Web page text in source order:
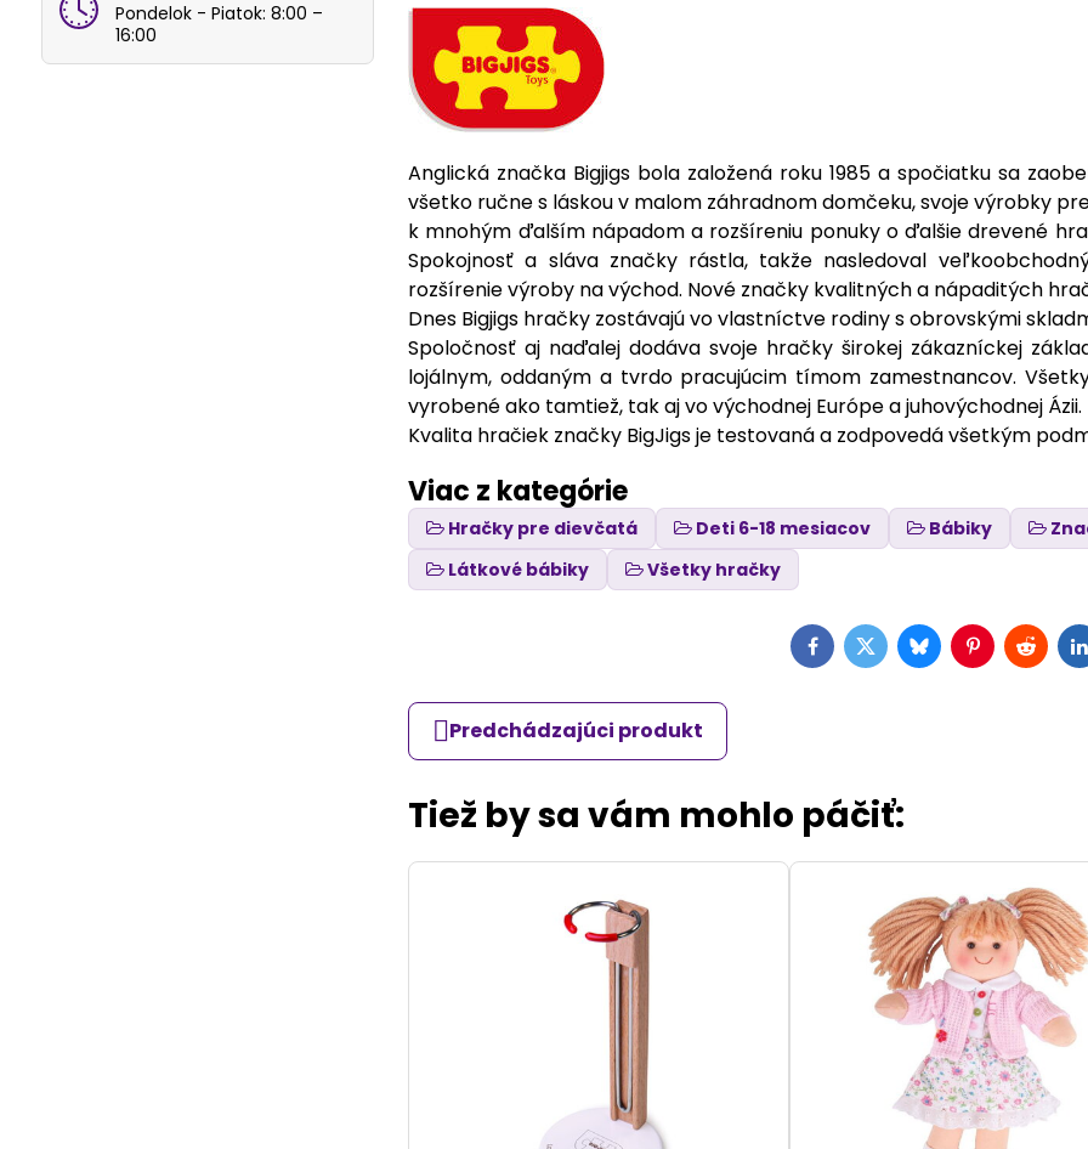
Anglická značka Bigjigs bola založená roku 1985 a spočiatku sa
všetko ručne s láskou v malom záhradnom domčeku, svoje výrobky
k mnohým ďalším nápadom a rozšíreniu ponuky o ďalšie drevené
Spokojnosť a sláva značky rástla, takže nasledoval
rozšírenie výroby na východ. Nové značky kvalitných a nápaditých
Dnes Bigjigs hračky zostávajú vo vlastníctve rodiny s obrovskými
Spoločnosť aj naďalej dodáva svoje hračky širokej zákazníckej
lojálnym, oddaným a tvrdo pracujúcim tímom zamestnancov.
vyrobené ako tamtiež, tak aj vo východnej Európe a juhovýchodnej Ázii.
Kvalita hračiek značky BigJigs je testovaná a zodpovedá všetkým
Viac z kategórie
Hračky pre dievčatá Deti 6-18 mesiacov Bábiky
Látkové bábiky
Všetky hračky
Facebook
TwitterBlueskyPinterest
Reddit
Predchádzajúci produkt
Tiež by sa vám mohlo páčiť:
Pondelok - Piatok: 8:00 –
16:00